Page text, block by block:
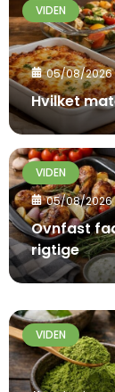
VIDEN
05/08/2026
Hvilket
VIDEN
05/08/2026
Ovnfast
rigtige
VIDEN